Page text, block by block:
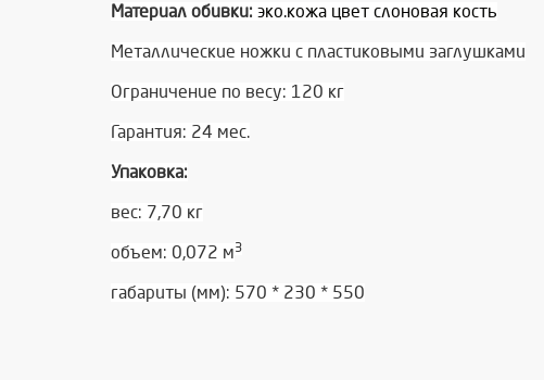
Материал обивки: эко.кожа цвет слоновая кость
Металлические ножки с пластиковыми заглушками
Ограничение по весу: 120 кг
Гарантия: 24 мес.
Упаковка:
вес: 7,70 кг
объем: 0,072 м3
габариты (мм): 570 * 230 * 550